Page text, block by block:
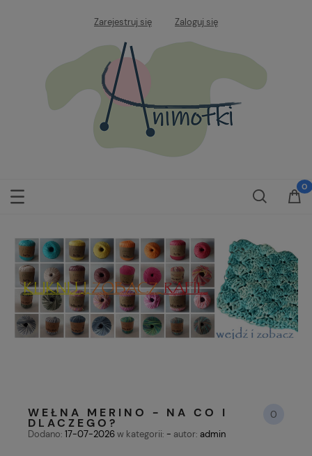
Zarejestruj się Zaloguj się
WEŁNA MERINO - NA CO I
DLACZEGO?
0
Dodano: 17-07-2026w kategorii: - autor: admin